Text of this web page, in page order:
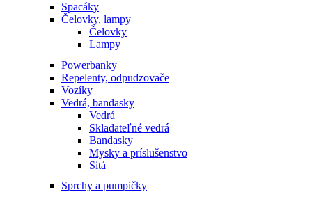
Spacáky
Čelovky, lampy
Čelovky
Lampy
Powerbanky
Repelenty, odpudzovače
Vozíky
Vedrá, bandasky
Vedrá
Skladateľné vedrá
Bandasky
Mysky a príslušenstvo
Sitá
Sprchy a pumpičky